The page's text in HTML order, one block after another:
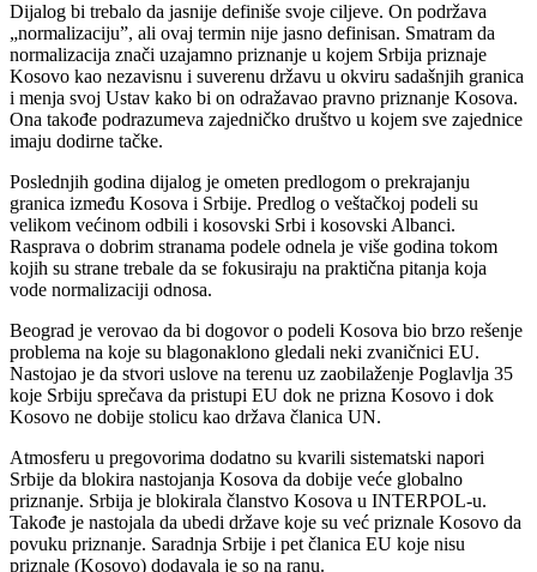
Dijalog bi trebalo da jasnije definiše svoje ciljeve. On podržava
„normalizaciju”, ali ovaj termin nije jasno definisan. Smatram da
normalizacija znači uzajamno priznanje u kojem Srbija priznaje
Kosovo kao nezavisnu i suverenu državu u okviru sadašnjih granica
i menja svoj Ustav kako bi on odražavao pravno priznanje Kosova.
Ona takođe podrazumeva zajedničko društvo u kojem sve zajednice
imaju dodirne tačke.
Poslednjih godina dijalog je ometen predlogom o prekrajanju
granica između Kosova i Srbije. Predlog o veštačkoj podeli su
velikom većinom odbili i kosovski Srbi i kosovski Albanci.
Rasprava o dobrim stranama podele odnela je više godina tokom
kojih su strane trebale da se fokusiraju na praktična pitanja koja
vode normalizaciji odnosa.
Beograd je verovao da bi dogovor o podeli Kosova bio brzo rešenje
problema na koje su blagonaklono gledali neki zvaničnici EU.
Nastojao je da stvori uslove na terenu uz zaobilaženje Poglavlja 35
koje Srbiju sprečava da pristupi EU dok ne prizna Kosovo i dok
Kosovo ne dobije stolicu kao država članica UN.
Atmosferu u pregovorima dodatno su kvarili sistematski napori
Srbije da blokira nastojanja Kosova da dobije veće globalno
priznanje. Srbija je blokirala članstvo Kosova u INTERPOL-u.
Takođe je nastojala da ubedi države koje su već priznale Kosovo da
povuku priznanje. Saradnja Srbije i pet članica EU koje nisu
priznale (Kosovo) dodavala je so na ranu.